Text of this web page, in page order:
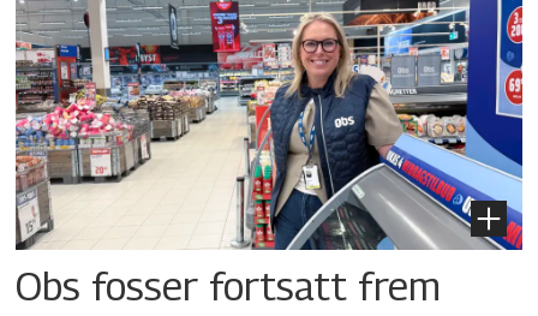
Obs fosser fortsatt frem